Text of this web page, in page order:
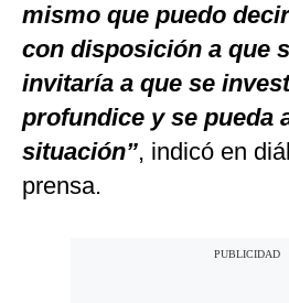
mismo que puedo
con disposición a que
invitaría a que se
profundice y se pueda
situación”, indicó en
prensa.